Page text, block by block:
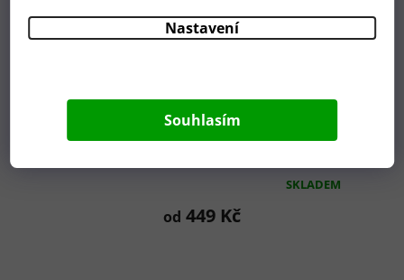
Nastavení
Souhlasím
Dárkové masivní prkénko s gravírováním
SKLADEM
od 449 Kč